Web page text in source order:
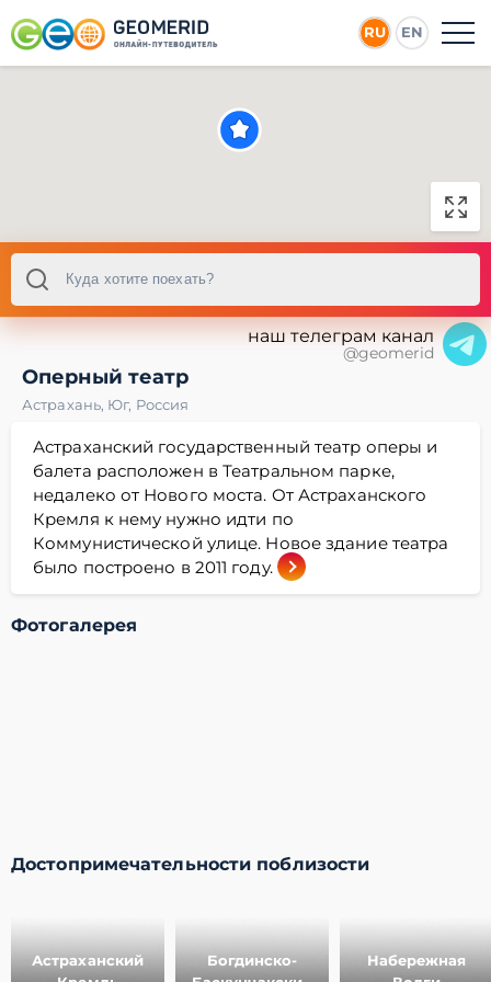
RU EN
наш телеграм канал
@geomerid
Оперный театр
Астрахань, Юг, Россия
Астраханский государственный театр оперы и
балета расположен в Театральном парке,
недалеко от Нового моста. От Астраханского
Кремля к нему нужно идти по
Коммунистической улице. Новое здание театра
было построено в 2011 году.
Фотогалерея
Достопримечательности поблизости
Астраханский
Богдинско-
Набережная